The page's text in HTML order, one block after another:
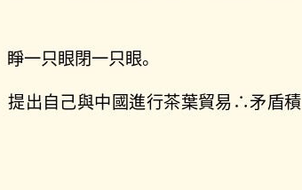
一只眼閉一只眼。
提出自己與中國進行茶葉貿易∴矛盾積